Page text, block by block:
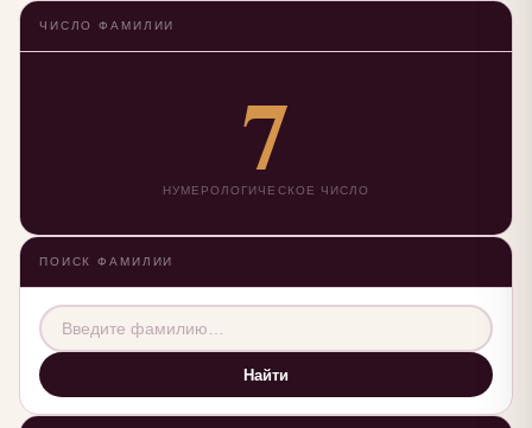
ЧИСЛО ФАМИЛИИ
7
НУМЕРОЛОГИЧЕСКОЕ ЧИСЛО
ПОИСК ФАМИЛИИ
Найти